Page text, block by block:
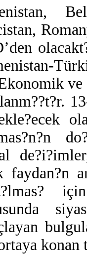
ve
faydan?n
konan